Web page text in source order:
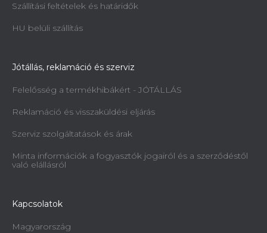
Szállítási feltételek és határidők
HU belüli szállítás
Jótállás, reklamáció és szerviz
Felelősség a termékhibákért - JÓTÁLLÁS
Reklamáció és visszaküldési eljárás
Szerviz szolgáltatások és árak
Minta információk a fogyasztók jogairól és a szerződéstől
való elállásról
Kapcsolatok
Magyarország